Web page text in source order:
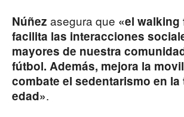
Núñez asegura que «el walking
facilita las interacciones
mayores de nuestra
fútbol. Además, mejora la
combate el sedentarismo en la
edad».